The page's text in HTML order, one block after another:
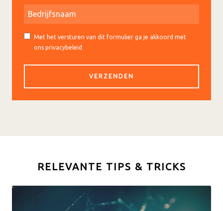
Met het versturen van dit formulier ga je akkoord met
ons privacybeleid
RELEVANTE TIPS & TRICKS